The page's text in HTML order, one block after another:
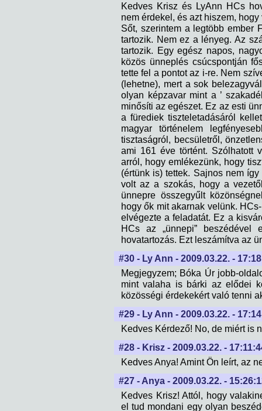
Kedves Krisz és LyAnn HCs
nem érdekel, és azt hiszem,
Sőt, szerintem a legtöbb ember
tartozik. Nem ez a lényeg. Az
tartozik. Egy egész napos,
közös ünneplés csúcspontján
tette fel a pontot az i-re. Nem
(lehetne), mert a sok
olyan képzavar mint a ’
minősíti az egészet. Ez az esti
a fürediek tiszteletadásáról
magyar történelem
tisztaságról, becsületről,
ami 161 éve történt. Szólhatott
arról, hogy emlékezünk, hogy
(értünk is) tettek. Sajnos nem
volt az a szokás, hogy a
ünnepre összegyűlt
hogy ők mit akarnak velünk.
elvégezte a feladatát. Ez a
HCs az „ünnepi”
hovatartozás. Ezt leszámítva az
#30 - Ly Ann - 2009.03.22. -
Megjegyzem; Bóka Úr jobb-
mint valaha is bárki az elődei
közösségi érdekekért való tenni
#29 - Ly Ann - 2009.03.22. -
Kedves Kérdező! No, de miért is
#28 - Krisz - 2009.03.22. -
Kedves Anya! Amint Ön leírt, az
#27 - Anya - 2009.03.22. -
Kedves Krisz! Attól, hogy
el tud mondani egy olyan